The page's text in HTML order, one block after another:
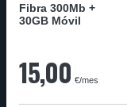
Fibra 300Mb +
30GB Móvil
15,00 €/mes